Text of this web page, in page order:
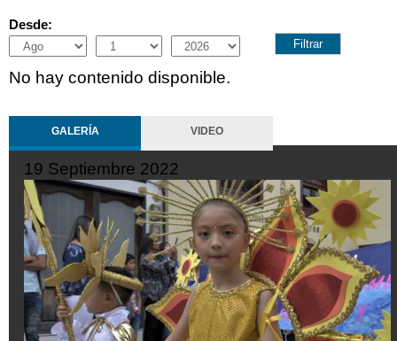
Desde:
Month
Day Year
No hay contenido disponible.
GALERÍA VIDEO
19 Septiembre 2022